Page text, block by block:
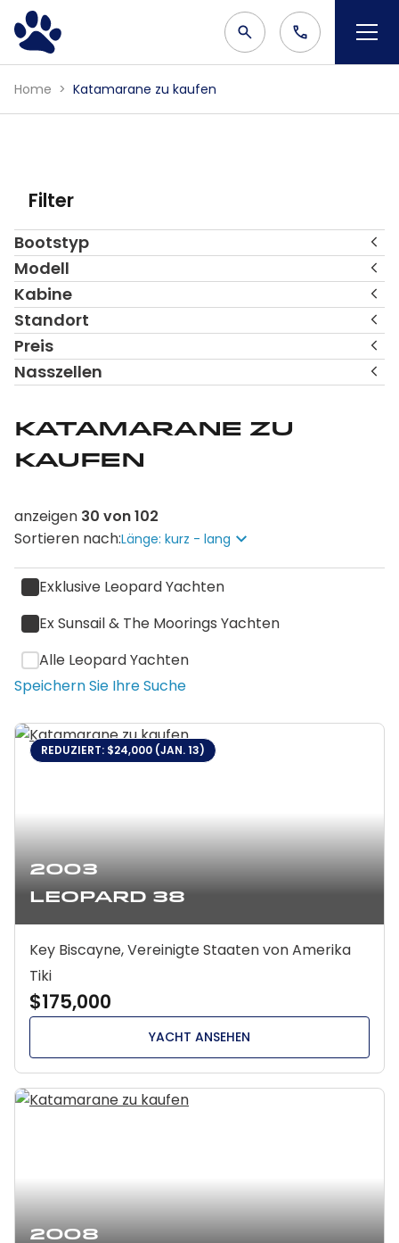
Home Katamarane zu kaufen
Katamarane zu
kaufen
anzeigen 30 von102
Sortieren nach:Länge: kurz - lang
Exklusive Leopard Yachten
Ex Sunsail & The Moorings Yachten
Alle Leopard Yachten
Speichern Sie Ihre Suche
2003
Leopard 38
REDUZIERT: $24,000 (JAN. 13)
Key Biscayne, Vereinigte Staaten von Amerika
Tiki
$175,000
YACHT ANSEHEN
2008
Filter
Bootstyp
Modell
Kabine
Standort
Preis
Nasszellen